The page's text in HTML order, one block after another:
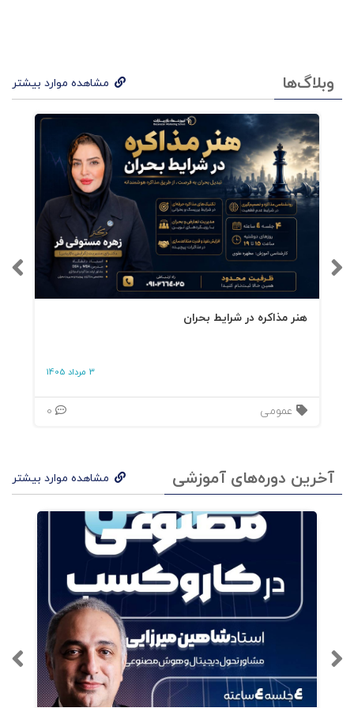
مکسول رهبری را در سه سطح تعریف می‌کند:
۱. Low Road
– واکنش‌محور، مبتنی بر خشم، انتقام،
شتاب و قضاوت
Middle Road– رفتار محترمانه اما بی‌تعهد و
منفعت‌محور
High Road– تعهد اخلاقی، شفافیت،
صحیح‌بودن بدون معامله‌گری، و توجه حقیقی به
در این کتاب یاد می‌گیریم:
شوند یا باعث سقوطشان».
چرا امروز بسیاری از رهبران، سازمان‌ها را به
سمت تنش، فشار روانی و درگیری می‌برند.
چگونه تغییر مسیر به «راه عالی» نه‌تنها
بهبود عملکرد تیم، بلکهترمیم فرهنگ سازمانی
را ممکن می‌کند.
چگونه رهبران عالیمی‌سازند، نه سلطه و
کنترل.
و چرا «همه‌چیز با رهبری آغاز می‌شود و با
وبلاگ‌ها مشاهده موارد بیشتر
هنر مذاکره در شرایط بحران
3 مرداد 1405
عمومی
آخرین دوره‌های آموزشی مشاهده موارد بیشتر